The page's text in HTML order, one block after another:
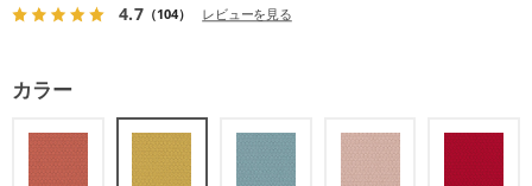
4.7（104） レビューを見る
カラー